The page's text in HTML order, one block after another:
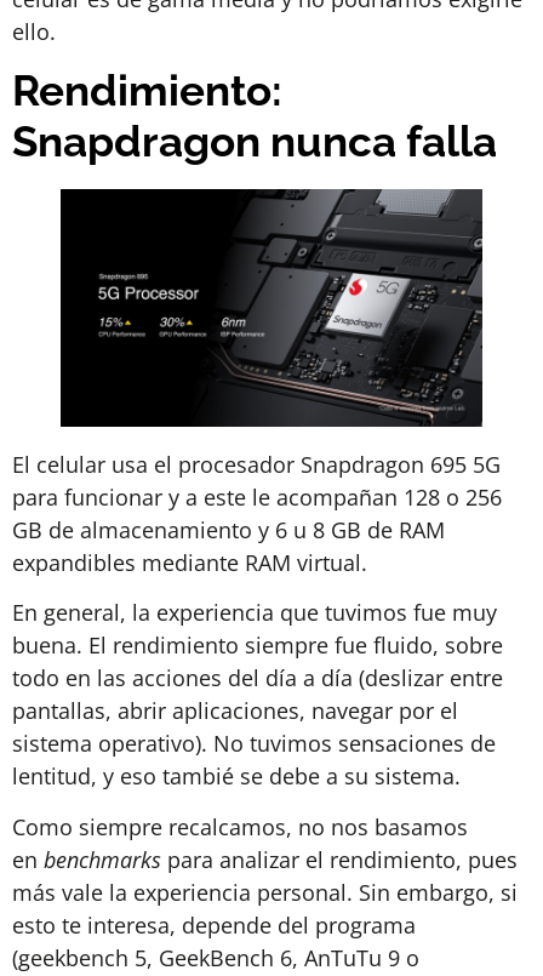
ello.
Rendimiento:
Snapdragon nunca falla
El celular usa el procesador Snapdragon 695 5G
para funcionar y a este le acompañan 128 o 256
GB de almacenamiento y 6 u 8 GB de RAM
expandibles mediante RAM virtual.
En general, la experiencia que tuvimos fue muy
buena. El rendimiento siempre fue fluido, sobre
todo en las acciones del día a día (deslizar entre
pantallas, abrir aplicaciones, navegar por el
sistema operativo). No tuvimos sensaciones de
lentitud, y eso tambié se debe a su sistema.
Como siempre recalcamos, no nos basamos
en benchmarks para analizar el rendimiento, pues
más vale la experiencia personal. Sin embargo, si
esto te interesa, depende del programa
(geekbench 5, GeekBench 6, AnTuTu 9 o